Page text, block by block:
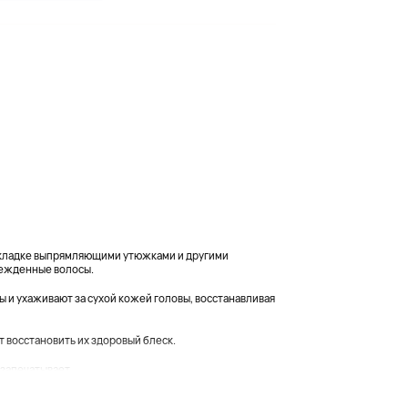
выпрямляющими утюжками и другими
волосы.
ухаживают за сухой кожей головы, восстанавливая
восстановить их здоровый блеск.